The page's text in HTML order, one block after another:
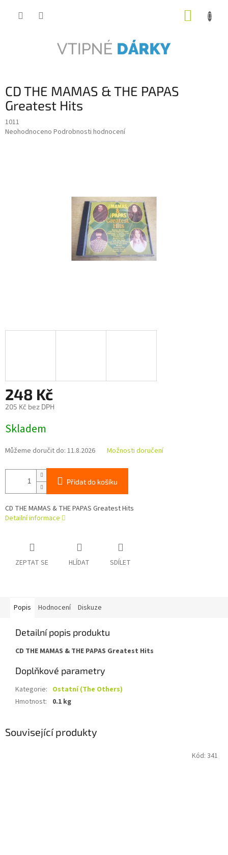
CD THE MAMAS & THE PAPAS
Greatest Hits
1011
Průměrné
Neohodnoceno Podrobnosti hodnocení
248 Kč
205 Kč bez DPH
cena:
Skladem
Můžeme doručit do: 11.8.2026 Možnosti doručení
Přidat do košíku
CD THE MAMAS & THE PAPAS Greatest Hits
Detailní informace
ZEPTAT SE HLÍDAT SDÍLET
Popis Hodnocení Diskuze
Detailní popis produktu
CD THE MAMAS & THE PAPAS Greatest Hits
Doplňkové parametry
Kategorie: Ostatní (The Others)
Hmotnost: 0.1 kg
Související produkty
Kód: 341